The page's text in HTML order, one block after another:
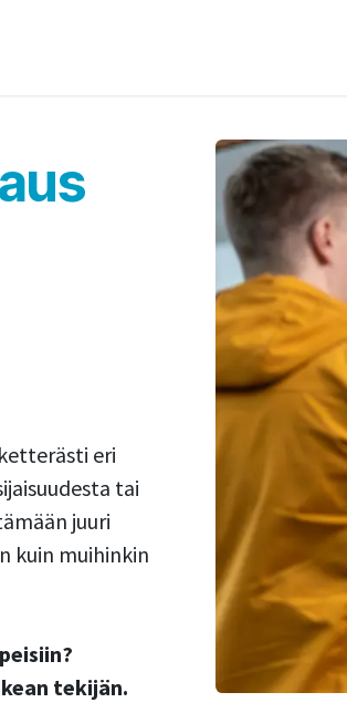
eri
tai
juuri
kuin muihinkin
tekijän.